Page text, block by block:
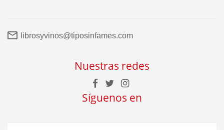
librosyvinos@tiposinfames.com
Nuestras redes
Síguenos en